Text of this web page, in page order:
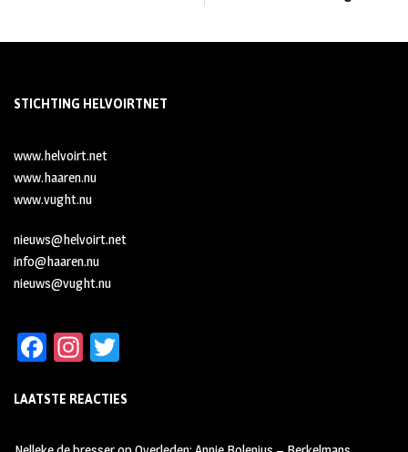
STICHTING HELVOIRTNET
www.helvoirt.net
www.haaren.nu
www.vught.nu
nieuws@helvoirt.net
info@haaren.nu
nieuws@vught.nu
Fa
b
oo
In
ag tt
LAATSTE REACTIES